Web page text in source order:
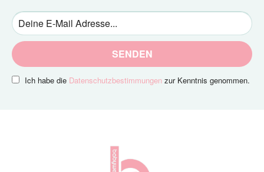
SENDEN
Ich habe die Datenschutzbestimmungen zur Kenntnis genommen.